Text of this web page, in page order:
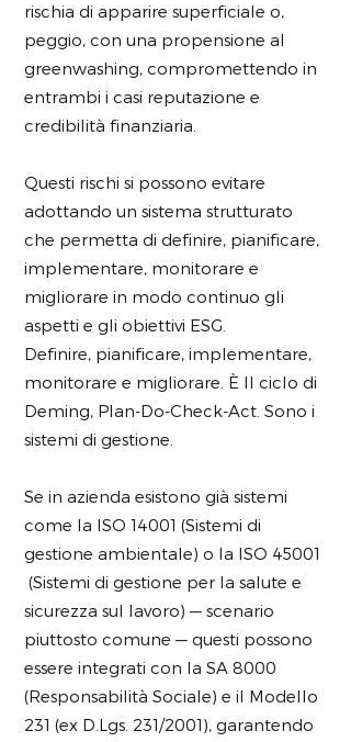
rischia di apparire superficiale o,
peggio, con una propensione al
greenwashing, compromettendo in
entrambi i casi reputazione e
credibilità finanziaria.
Questi rischi si possono evitare
adottando un sistema strutturato
che permetta di definire, pianificare,
implementare, monitorare e
migliorare in modo continuo gli
aspetti e gli obiettivi ESG.
Definire, pianificare, implementare,
monitorare e migliorare. È Il ciclo di
Deming, Plan-Do-Check-Act. Sono i
sistemi di gestione.
Se in azienda esistono già sistemi
come la ISO 14001 (Sistemi di
gestione ambientale) o la ISO 45001
(Sistemi di gestione per la salute e
sicurezza sul lavoro) — scenario
piuttosto comune — questi possono
essere integrati con la SA 8000
(Responsabilità Sociale) e il Modello
231 (ex D.Lgs. 231/2001), garantendo